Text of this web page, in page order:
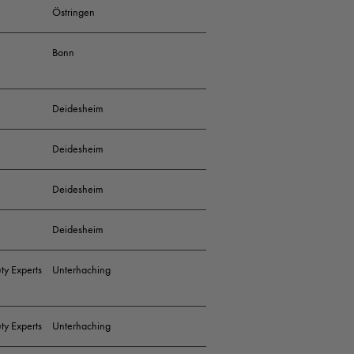
Östringen
Bonn
Deidesheim
Deidesheim
Deidesheim
Deidesheim
Experts Unterhaching
Experts Unterhaching